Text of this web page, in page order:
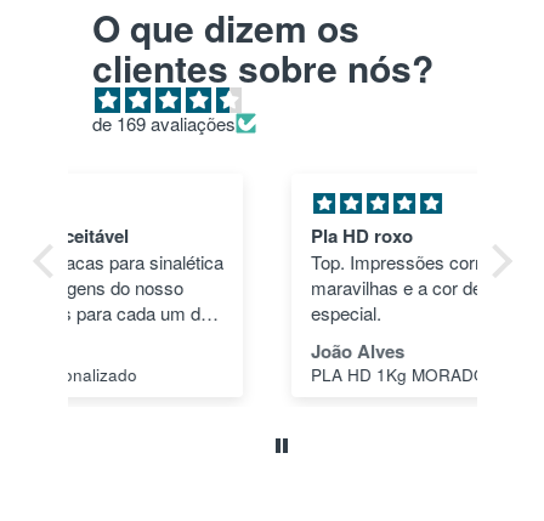
O que dizem os
clientes sobre nós?
de 169 avaliações
Pla HD roxo
Top. Impressões correram às mil
maravilhas e a cor deu um toque
especial.
PLA HD 1Kg MORADO WINKLE - LILÁS – WINKLE